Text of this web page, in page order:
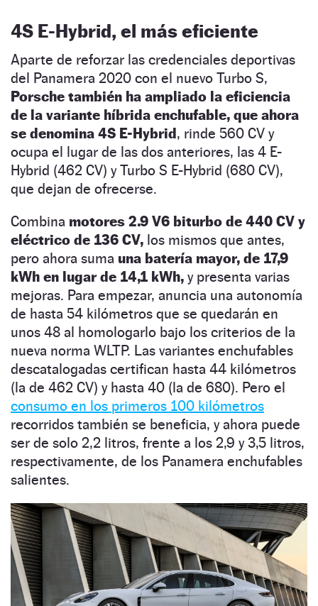
4S E-Hybrid, el más eficiente
Aparte de reforzar las credenciales deportivas
del Panamera 2020 con el nuevo Turbo S,
Porsche también ha ampliado la eficiencia
de la variante híbrida enchufable, que ahora
se denomina 4S E-Hybrid, rinde 560 CV y
ocupa el lugar de las dos anteriores, las 4 E-
Hybrid (462 CV) y Turbo S E-Hybrid (680 CV),
que dejan de ofrecerse.
Combina motores 2.9 V6 biturbo de 440 CV y
eléctrico de 136 CV, los mismos que antes,
pero ahora suma una batería mayor, de 17,9
kWh en lugar de 14,1 kWh, y presenta varias
mejoras. Para empezar, anuncia una autonomía
de hasta 54 kilómetros que se quedarán en
unos 48 al homologarlo bajo los criterios de la
nueva norma WLTP. Las variantes enchufables
descatalogadas certifican hasta 44 kilómetros
(la de 462 CV) y hasta 40 (la de 680). Pero el
consumo en los primeros 100 kilómetros
recorridos también se beneficia, y ahora puede
ser de solo 2,2 litros, frente a los 2,9 y 3,5 litros,
respectivamente, de los Panamera enchufables
salientes.